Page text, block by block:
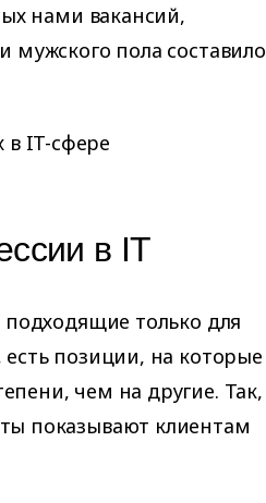
нами вакансий,
мужского пола составило
в IT-сфере
в IT
только для
позиции, на которые
чем на другие. Так,
показывают клиентам